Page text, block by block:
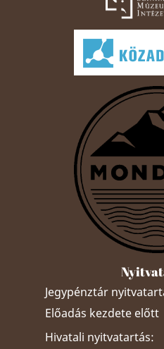
Jegypénztár
Előadás kezdete előtt
Hivatali nyitvatartás: